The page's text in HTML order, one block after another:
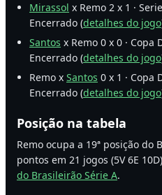
Mirassol x Remo 2 x 1 ·
Encerrado (detalhes do jogo
Santos x Remo 0 x 0 · Copa
Encerrado (detalhes do jogo
Remo x Santos 0 x 1 · Copa
Encerrado (detalhes do jogo
Posição na tabela
Remo ocupa a 19ª posição do
pontos em 21 jogos (5V 6E
do Brasileirão Série A.